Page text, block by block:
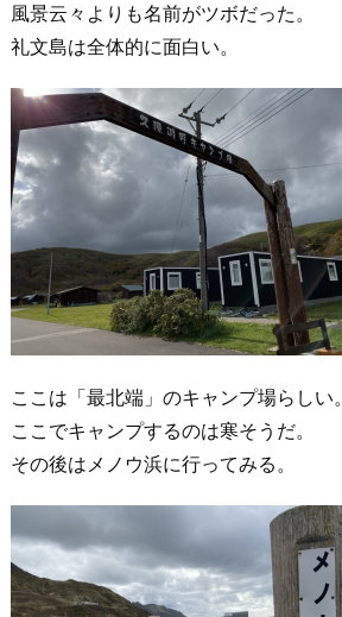
風景云々よりも名前がツボだった。
礼文島は全体的に面白い。
ここは「最北端」のキャンプ場らしい。
ここでキャンプするのは寒そうだ。
その後はメノウ浜に行ってみる。